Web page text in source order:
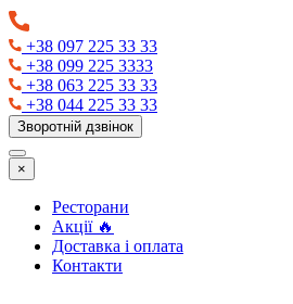
+38 097 225 33 33
+38 099 225 3333
+38 063 225 33 33
+38 044 225 33 33
Зворотній дзвінок
×
Ресторани
Акції 🔥
Доставка і оплата
Контакти